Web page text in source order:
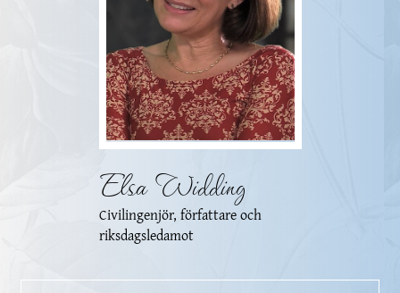
Elsa Widding
Civilingenjör, författare och
riksdagsledamot